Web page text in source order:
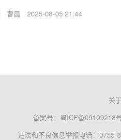
曹晨 2025-08-05 21:44
关
备案号： 粤ICP备09109218
违法和不良信息举报电话：0755-